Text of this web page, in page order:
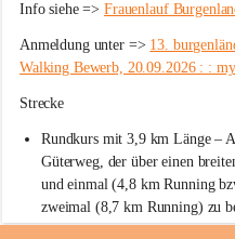
r
b
e
r
g
Info siehe => Frauenlauf
Anmeldung unter => 13.
Walking Bewerb, 20.09.2026 : :
Strecke
Rundkurs mit 3,9 km Länge –
Güterweg, der über einen
und einmal (4,8 km Running
zweimal (8,7 km Running) zu